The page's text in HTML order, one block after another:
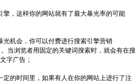
擎，这样你的网站就有了最大暴光率的可能
光机会，你可以付费进行搜索引擎营销
。当浏览者用固定的关键词搜索时，就会有在搜
字广告；
定的时间里，如果有人在你的网站上进行了注